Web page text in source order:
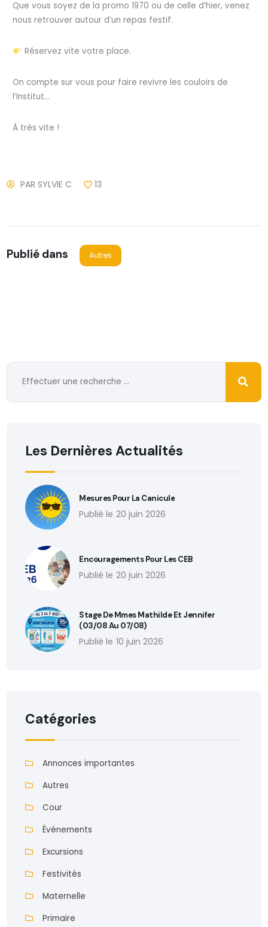
Que vous soyez de la promo 1970 ou de celle d’hier, venez
nous retrouver autour d’un repas festif.
Réservez vite votre place.
On compte sur vous pour faire revivre les couloirs de
l’Institut…
À très vite !
PARSYLVIE C 13
Publié dans Autres
Les Dernières Actualités
Mesures Pour La Canicule
20 juin 2026
Encouragements Pour Les CEB
20 juin 2026
Stage De Mmes Mathilde Et Jennifer
(03/08 Au 07/08)
10 juin 2026
Catégories
Annonces importantes
Autres
Cour
Événements
Excursions
Festivités
Maternelle
Primaire